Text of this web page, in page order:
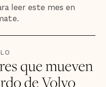
leer este mes en
que mueven
de Volvo